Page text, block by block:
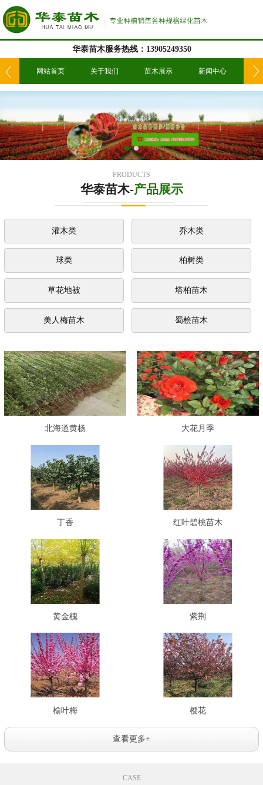
华泰苗木服务热线：13905249350
们 网站首页 关于我们 苗木展示 新闻中心 工
PRODUCTS
华泰苗木-产品展示
灌木类 乔木类
球类 柏树类
草花地被 塔柏苗木
美人梅苗木 蜀桧苗木
北海道黄杨 大花月季
丁香 红叶碧桃苗木
黄金槐 紫荆
榆叶梅 樱花
查看更多+
CASE